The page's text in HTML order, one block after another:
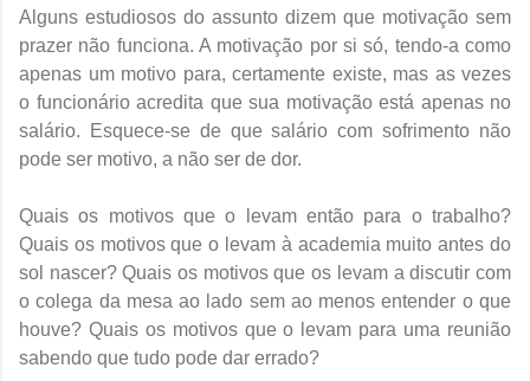
Alguns estudiosos do assunto dizem que motivação sem
prazer não funciona. A motivação por si só, tendo-a como
apenas um motivo para, certamente existe, mas as vezes
o funcionário acredita que sua motivação está apenas no
salário. Esquece-se de que salário com sofrimento não
pode ser motivo, a não ser de dor.
Quais os motivos que o levam então para o trabalho?
Quais os motivos que o levam à academia muito antes do
sol nascer? Quais os motivos que os levam a discutir com
o colega da mesa ao lado sem ao menos entender o que
houve? Quais os motivos que o levam para uma reunião
sabendo que tudo pode dar errado?